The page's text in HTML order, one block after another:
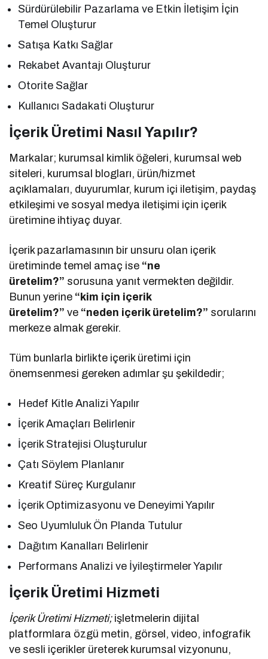
Sürdürülebilir Pazarlama ve Etkin İletişim İçin
Temel Oluşturur
Satışa Katkı Sağlar
Rekabet Avantajı Oluşturur
Otorite Sağlar
Kullanıcı Sadakati Oluşturur
İçerik Üretimi Nasıl Yapılır?
Markalar; kurumsal kimlik öğeleri, kurumsal web
siteleri, kurumsal blogları, ürün/hizmet
açıklamaları, duyurumlar, kurum içi iletişim, paydaş
etkileşimi ve sosyal medya iletişimi için içerik
üretimine ihtiyaç duyar.
İçerik pazarlamasının bir unsuru olan içerik
üretiminde temel amaç ise “ne
üretelim?” sorusuna yanıt vermekten değildir.
Bunun yerine “kim için içerik
üretelim?” ve “neden içerik üretelim?” sorularını
merkeze almak gerekir.
Tüm bunlarla birlikte içerik üretimi için
önemsenmesi gereken adımlar şu şekildedir;
Hedef Kitle Analizi Yapılır
İçerik Amaçları Belirlenir
İçerik Stratejisi Oluşturulur
Çatı Söylem Planlanır
Kreatif Süreç Kurgulanır
İçerik Optimizasyonu ve Deneyimi Yapılır
Seo Uyumluluk Ön Planda Tutulur
Dağıtım Kanalları Belirlenir
Performans Analizi ve İyileştirmeler Yapılır
İçerik Üretimi Hizmeti
İçerik Üretimi Hizmeti;işletmelerin dijital
platformlara özgü metin, görsel, video, infografik
ve sesli içerikler üreterek kurumsal vizyonunu,